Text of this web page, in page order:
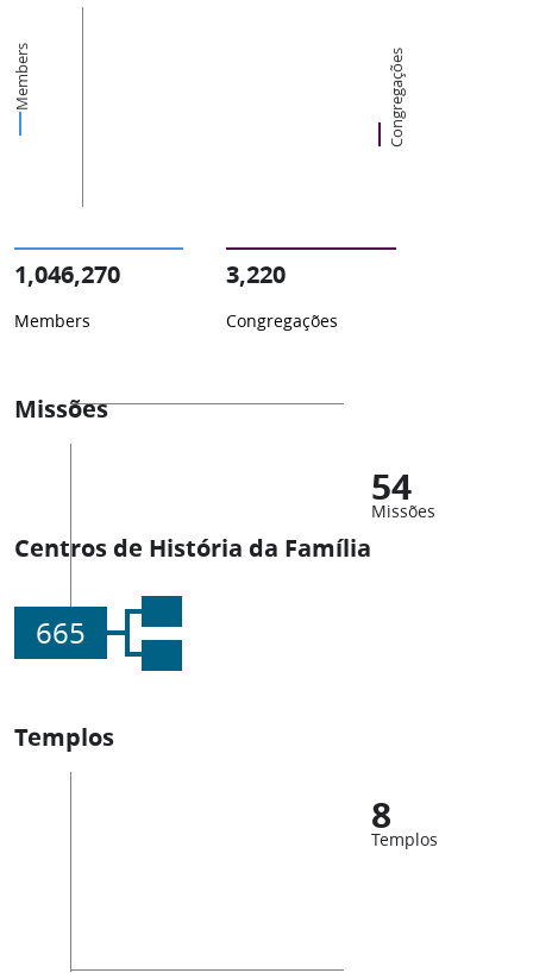
Members Congregações
1,046,270
Members
3,220
Congregações
Missões
54
Missões
Centros de História da Família
665
Templos
8
Templos